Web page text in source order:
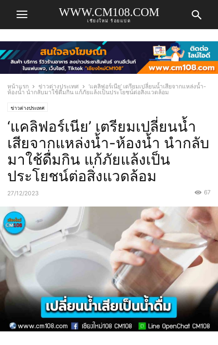
WWW.CM108.COM
เชียงใหม่ ร้อยแปด
หน้าแรก ข่าวต่างประเทศ
‘แคลิฟอร์เนีย’ เตรียมเปลี่ยนน้ำเสียจากแหล่งน้ำ-
ห้องน้ำ นำกลับมาใช้ดื่มกิน แก้ภัยแล้งเป็นประโยชน์ต่อสิ่งแวดล้อม
ข่าวต่างประเทศ
‘แคลิฟอร์เนีย’ เตรียมเปลี่ยนน้ำ
เสียจากแหล่งน้ำ-ห้องน้ำ นำกลับ
มาใช้ดื่มกิน แก้ภัยแล้งเป็น
ประโยชน์ต่อสิ่งแวดล้อม
27/12/2023 67